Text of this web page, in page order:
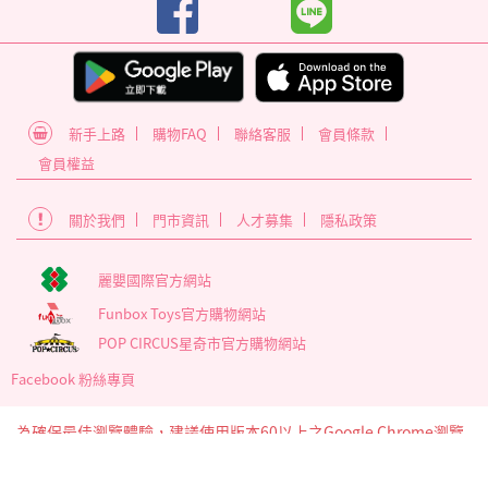
新手上路 購物FAQ 聯絡客服
會員條款
會員權益
關於我們 門市資訊 人才募集 隱私政策
麗嬰國際官方網站
Funbox Toys官方購物網站
POP CIRCUS星奇市官方購物網站
Facebook 粉絲專頁
為確保最佳瀏覽體驗，建議使用版本60以上之Google Chrome瀏覽